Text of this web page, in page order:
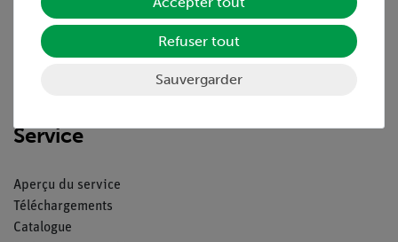
Contact
Conditions générales de vente
Déclaration de confidentialité
Service
Aperçu du service
Téléchargements
Catalogue
Refuser tout
Sauvergarder